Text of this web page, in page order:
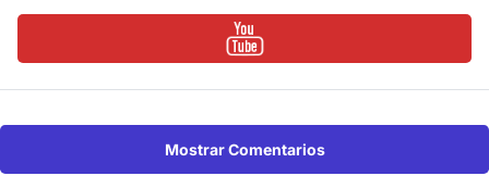
Mostrar Comentarios